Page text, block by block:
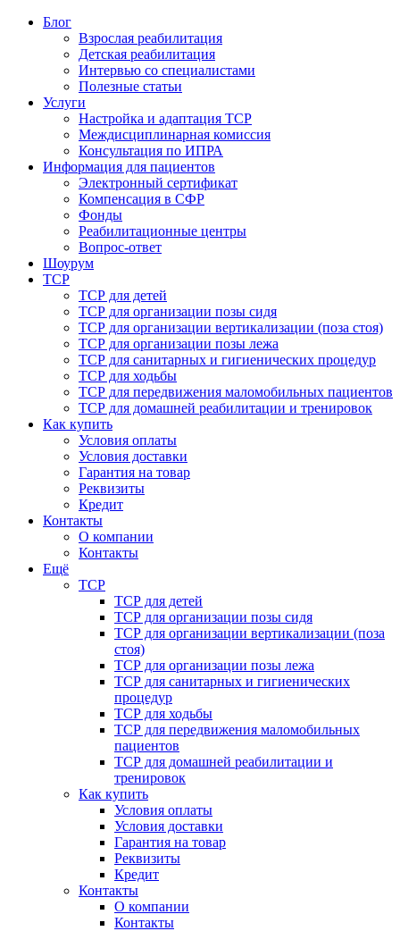
Блог
Взрослая реабилитация
Детская реабилитация
Интервью со специалистами
Полезные статьи
Услуги
Настройка и адаптация ТСР
Междисциплинарная комиссия
Консультация по ИПРА
Информация для пациентов
Электронный сертификат
Компенсация в СФР
Фонды
Реабилитационные центры
Вопрос-ответ
Шоурум
ТСР
ТСР для детей
ТСР для организации позы сидя
ТСР для организации вертикализации (поза стоя)
ТСР для организации позы лежа
ТСР для санитарных и гигиенических процедур
ТСР для ходьбы
ТСР для передвижения маломобильных пациентов
ТСР для домашней реабилитации и тренировок
Как купить
Условия оплаты
Условия доставки
Гарантия на товар
Реквизиты
Кредит
Контакты
О компании
Контакты
Ещё
ТСР
ТСР для детей
ТСР для организации позы сидя
ТСР для организации вертикализации (поза
стоя)
ТСР для организации позы лежа
ТСР для санитарных и гигиенических
процедур
ТСР для ходьбы
ТСР для передвижения маломобильных
пациентов
ТСР для домашней реабилитации и
тренировок
Как купить
Условия оплаты
Условия доставки
Гарантия на товар
Реквизиты
Кредит
Контакты
О компании
Контакты